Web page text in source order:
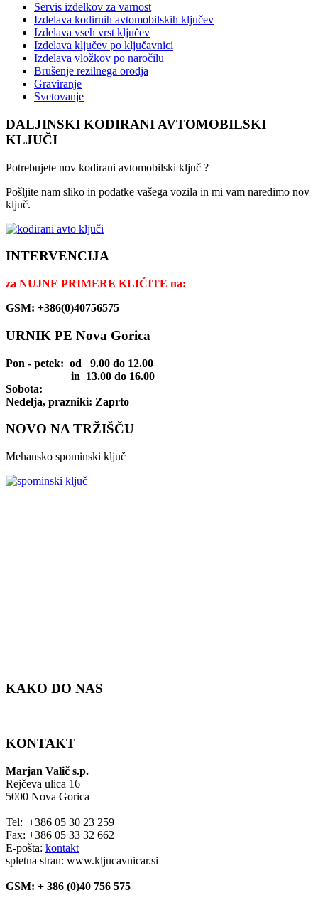
Servis izdelkov za varnost
Izdelava kodirnih avtomobilskih ključev
Izdelava vseh vrst ključev
Izdelava ključev po ključavnici
Izdelava vložkov po naročilu
Brušenje rezilnega orodja
Graviranje
Svetovanje
DALJINSKI KODIRANI AVTOMOBILSKI
KLJUČI
Potrebujete nov kodirani avtomobilski ključ ?
Pošljite nam sliko in podatke vašega vozila in mi vam naredimo nov
ključ.
INTERVENCIJA
za NUJNE PRIMERE KLIČITE na:
GSM: +386(0)40756575
URNIK PE Nova Gorica
Pon - petek: od 9.00 do 12.00
in 13.00 do 16.00
Sobota:
Nedelja, prazniki: Zaprto
NOVO NA TRŽIŠČU
Mehansko spominski ključ
KAKO DO NAS
KONTAKT
Marjan Valič s.p.
Rejčeva ulica 16
5000 Nova Gorica
Tel: +386 05 30 23 259
Fax: +386 05 33 32 662
E-pošta: kontakt
spletna stran: www.kljucavnicar.si
GSM: + 386 (0)40 756 575